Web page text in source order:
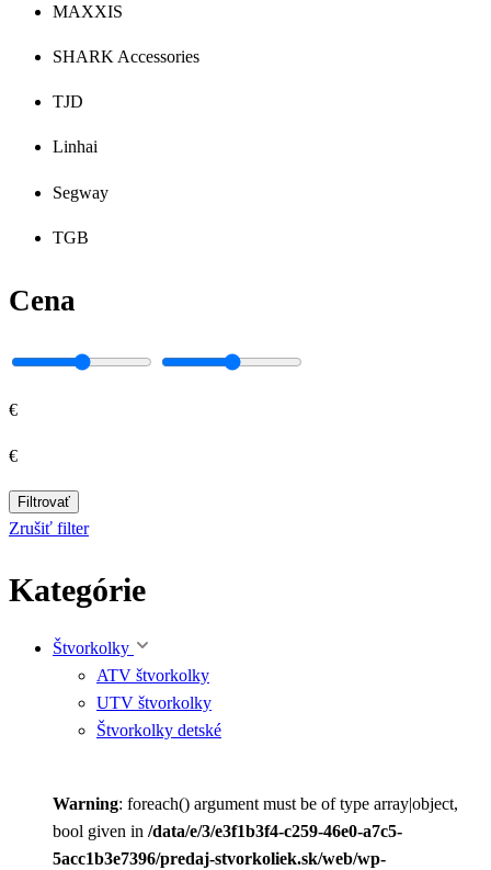
MAXXIS
SHARK Accessories
TJD
Linhai
Segway
TGB
Cena
€
€
Filtrovať
Zrušiť filter
Kategórie
Štvorkolky
ATV štvorkolky
UTV štvorkolky
Štvorkolky detské
Warning: foreach() argument must be of type array|object,
bool given in /data/e/3/e3f1b3f4-c259-46e0-a7c5-
5acc1b3e7396/predaj-stvorkoliek.sk/web/wp-